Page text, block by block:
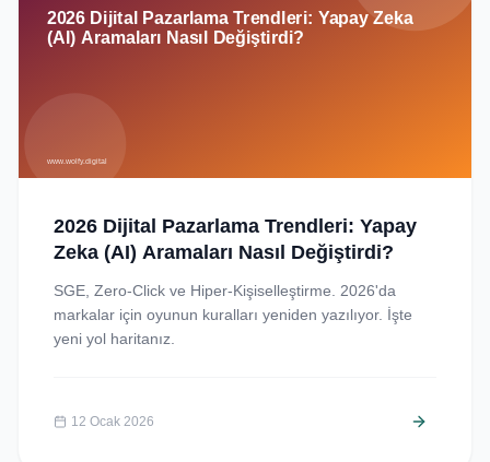
2026 Dijital Pazarlama Trendleri: Yapay
Zeka (AI) Aramaları Nasıl Değiştirdi?
SGE, Zero-Click ve Hiper-Kişiselleştirme. 2026'da
markalar için oyunun kuralları yeniden yazılıyor. İşte
yeni yol haritanız.
12 Ocak 2026